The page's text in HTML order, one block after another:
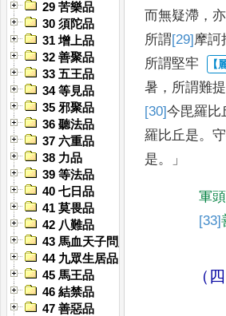
29 苦樂品
30 須陀品
31 增上品
32 善聚品
33 五王品
34 等見品
35 邪聚品
36 聽法品
37 六重品
38 力品
39 等法品
40 七日品
41 莫畏品
42 八難品
43 馬血天子問八政品
44 九眾生居品
45 馬王品
46 結禁品
47 善惡品
而無疑滯 ，
所謂[29]摩訶
所謂堅牢
暑 ， 所謂難
[30]今毘羅比
羅比丘是。
是。」
軍頭
[33]
（四